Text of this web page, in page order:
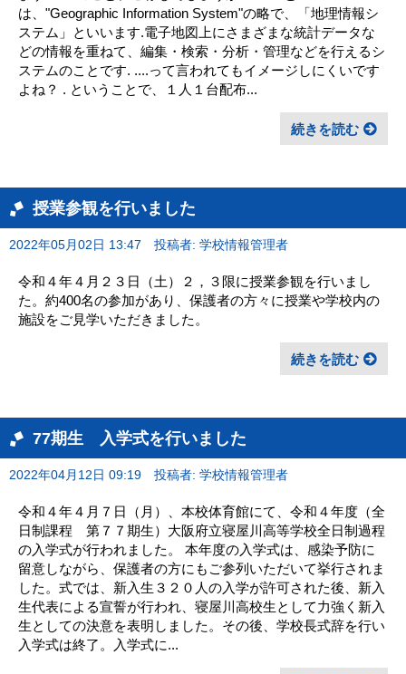
は、"Geographic Information System"の略で、「地理情報シ
ステム」といいます.電子地図上にさまざまな統計データな
どの情報を重ねて、編集・検索・分析・管理などを行えるシ
ステムのことです. ....って言われてもイメージしにくいです
よね？ . ということで、１人１台配布...
続きを読む
授業参観を行いました
2022年05月02日 13:47 投稿者: 学校情報管理者
令和４年４月２３日（土）２，３限に授業参観を行いまし
た。約400名の参加があり、保護者の方々に授業や学校内の
施設をご見学いただきました。
続きを読む
77期生 入学式を行いました
2022年04月12日 09:19 投稿者: 学校情報管理者
令和４年４月７日（月）、本校体育館にて、令和４年度（全
日制課程 第７７期生）大阪府立寝屋川高等学校全日制過程
の入学式が行われました。 本年度の入学式は、感染予防に
留意しながら、保護者の方にもご参列いただいて挙行されま
した。式では、新入生３２０人の入学が許可された後、新入
生代表による宣誓が行われ、寝屋川高校生として力強く新入
生としての決意を表明しました。その後、学校長式辞を行い
入学式は終了。入学式に...